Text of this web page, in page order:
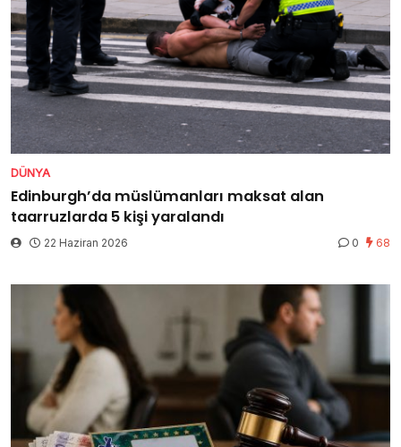
DÜNYA
Edinburgh’da müslümanları maksat alan
taarruzlarda 5 kişi yaralandı
22 Haziran 2026 0 68